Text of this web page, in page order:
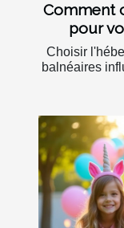
Comment
pour
Choisir
balnéaires